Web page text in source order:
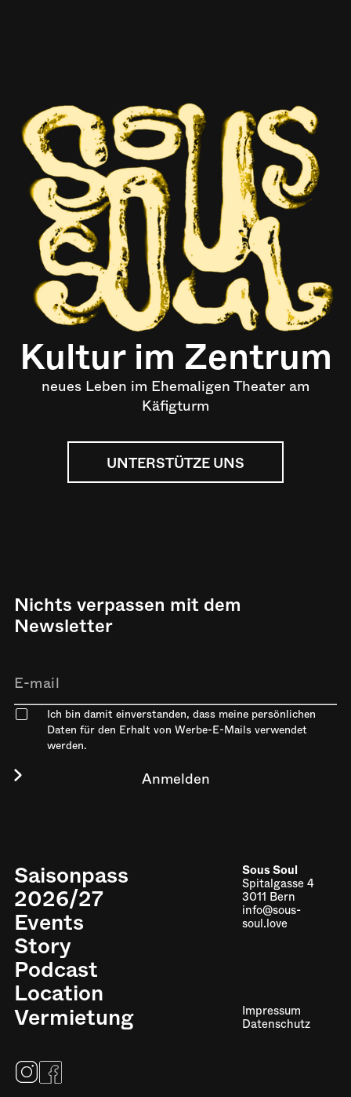
Kultur im Zentrum
neues Leben im Ehemaligen Theater am
Käfigturm
UNTERSTÜTZE UNS
Nichts verpassen mit dem
Newsletter
Ich bin damit einverstanden, dass meine persönlichen
Daten für den Erhalt von Werbe-E-Mails verwendet
werden.
Saisonpass
2026/27
Events
Story
Podcast
Location
Vermietung
Sous Soul
Spitalgasse 4
3011 Bern
info@sous-
soul.love
Impressum
Datenschutz